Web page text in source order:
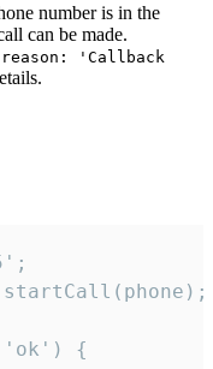
number is in the
can be made.
'Callback
'ok') {